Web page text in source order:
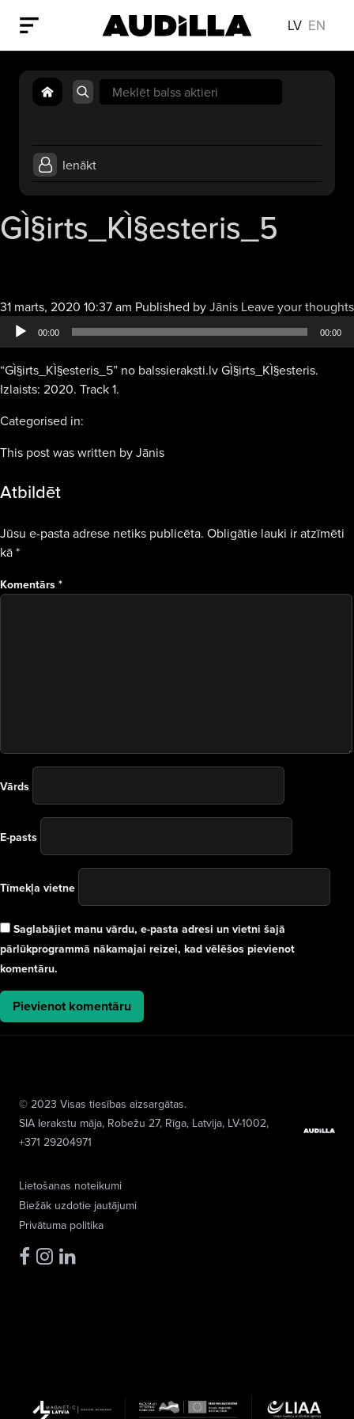
LV EN
Search
for:
Ienākt
GÌ§irts_KÌ§esteris_5
31 marts, 2020 10:37 am Published byJānis Leave your thoughts
00:00 00:00
“GÌ§irts_KÌ§esteris_5” no balssieraksti.lv GÌ§irts_KÌ§esteris.
Izlaists: 2020. Track 1.
Categorised in:
This post was written by Jānis
Atbildēt
Jūsu e-pasta adrese netiks publicēta. Obligātie lauki ir atzīmēti
kā*
Komentārs *
Vārds
E-pasts
Tīmekļa vietne
Saglabājiet manu vārdu, e-pasta adresi un vietni šajā
pārlūkprogrammā nākamajai reizei, kad vēlēšos pievienot
komentāru.
Lietošanas noteikumi
Biežāk uzdotie jautājumi
Privātuma politika
© 2023 Visas tiesības aizsargātas.
SIA Ierakstu māja, Robežu 27, Rīga, Latvija, LV-1002,
+371 29204971